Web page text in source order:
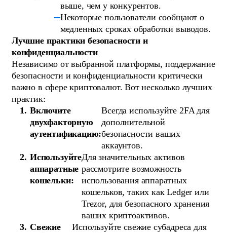
выше, чем у конкурентов.
Некоторые пользователи сообщают о
медленных сроках обработки выводов.
Лучшие практики безопасности и
конфиденциальности
Независимо от выбранной платформы, поддержание
безопасности и конфиденциальности критически
важно в сфере криптовалют. Вот несколько лучших
практик:
Включите
двухфакторную
аутентификацию:
Всегда используйте 2FA для
дополнительной
безопасности ваших
аккаунтов.
Используйте
аппаратные
кошельки:
Для значительных активов
рассмотрите возможность
использования аппаратных
кошельков, таких как Ledger или
Trezor, для безопасного хранения
ваших криптоактивов.
Свежие
Используйте свежие субадреса для